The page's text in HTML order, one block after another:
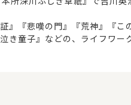
』『悲嘆の門』『荒神』『こ
き童子』などの、ライフワー